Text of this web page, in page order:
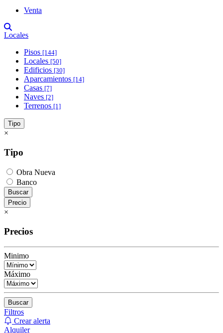
Venta
Locales
Pisos [144]
Locales [50]
Edificios [30]
Aparcamientos [14]
Casas [7]
Naves [2]
Terrenos [1]
Tipo
×
Tipo
Obra Nueva
Banco
Buscar
Precio
×
Precios
Minimo
Máximo
Buscar
Filtros
Crear alerta
Alquiler